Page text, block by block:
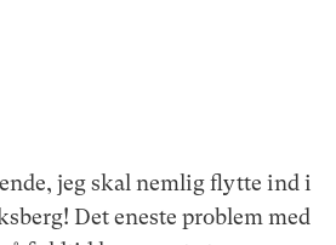
jeg skal nemlig flytte ind i
Det eneste problem med